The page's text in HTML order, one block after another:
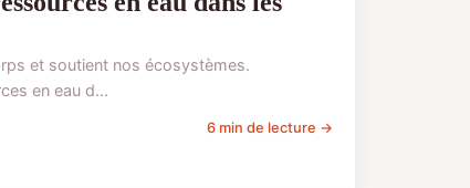
et soutient nos écosystèmes.
en eau d...
6 min de lecture →